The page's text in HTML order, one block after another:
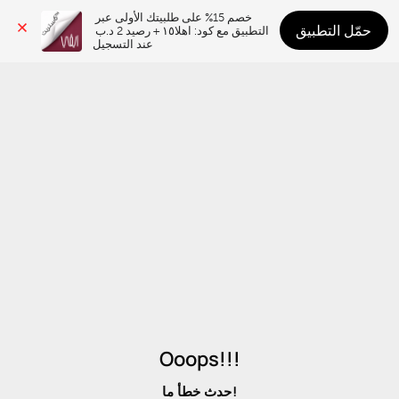
عند التسجيل
حمّل التطبيق
Ooops!!!
حدث خطأ ما!